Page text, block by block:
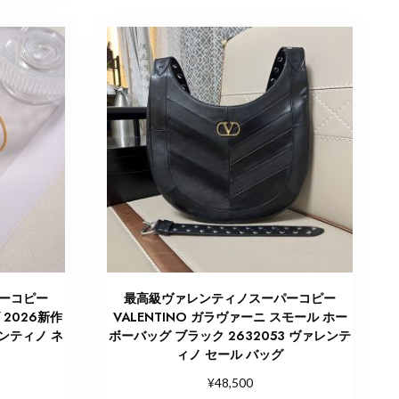
コピー
2026新作
ティノ ネ
最高級ヴァレンティノスーパーコピー
VALENTINO ガラヴァーニ スモール ホー
ボーバッグ ブラック 2632053 ヴァレンテ
ィノ セール バッグ
¥48,500